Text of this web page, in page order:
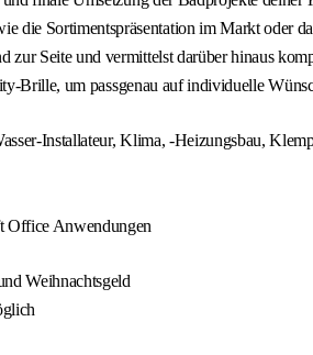
Sortimentspräsentation im Markt oder
Seite und vermittelst darüber hinaus
Brille, um passgenau auf individuelle
Installateur, Klima, -Heizungsbau,
Office Anwendungen
Weihnachtsgeld